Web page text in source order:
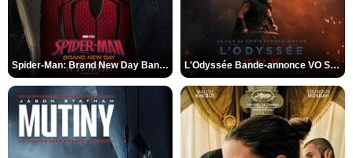
Spider-Man: Brand New Day Bande-annonce VO STFR L'Odyssée Bande-annonce VO STFR